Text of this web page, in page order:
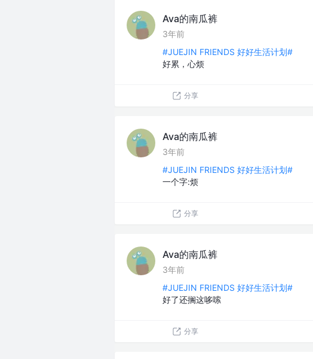
Ava的南瓜裤
3年前
#JUEJIN FRIENDS 好好生活计划#
好累，心烦
分享
Ava的南瓜裤
3年前
#JUEJIN FRIENDS 好好生活计划#
一个字:烦
分享
Ava的南瓜裤
3年前
#JUEJIN FRIENDS 好好生活计划#
好了还搁这哆嗦
分享